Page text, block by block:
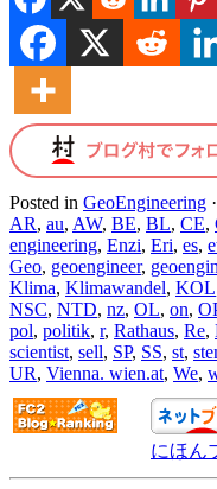
Posted in GeoEngineering ·
AR, au, AW, BE, BL, CE,
engineering, Enzi, Eri, es,
Geo, geoengineer,
Klima, Klimawandel, KOL
NSC, NTD, nz, OL, on,
pol, politik, r, Rathaus, Re,
scientist, sell, SP, SS, st,
UR, Vienna. wien.at, We,
にほん